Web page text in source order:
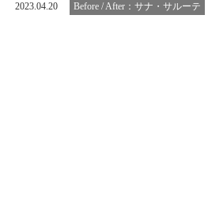
2023.04.20 Before / After：サナ・サルーテ